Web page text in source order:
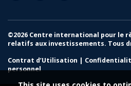
©2026 Centre international pour le
relatifs aux investissements. Tous
Contrat d’Utilisation |
personnel